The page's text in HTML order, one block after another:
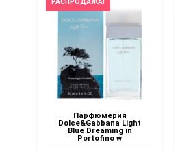
Парфюмерия
Dolce&Gabbana Light
Blue Dreaming in
Portofino w